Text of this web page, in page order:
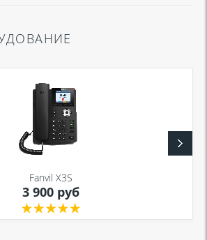
Fanvil X3S
3 900 руб